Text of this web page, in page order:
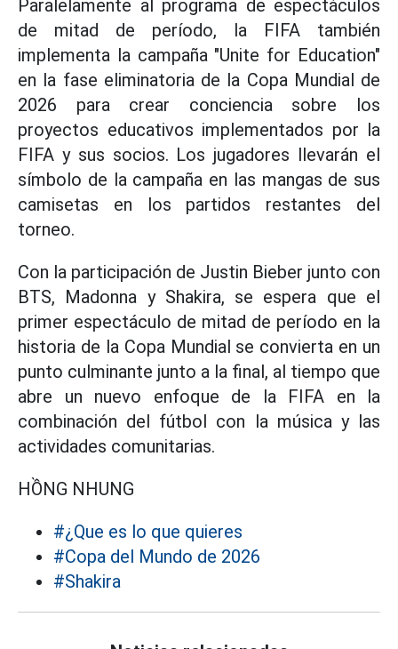
Paralelamente al programa de espectáculos
de mitad de período, la FIFA también
implementa la campaña "Unite for Education"
en la fase eliminatoria de la Copa Mundial de
2026 para crear conciencia sobre los
proyectos educativos implementados por la
FIFA y sus socios. Los jugadores llevarán el
símbolo de la campaña en las mangas de sus
camisetas en los partidos restantes del
torneo.
Con la participación de Justin Bieber junto con
BTS, Madonna y Shakira, se espera que el
primer espectáculo de mitad de período en la
historia de la Copa Mundial se convierta en un
punto culminante junto a la final, al tiempo que
abre un nuevo enfoque de la FIFA en la
combinación del fútbol con la música y las
actividades comunitarias.
HỒNG NHUNG
#¿Que es lo que quieres
#Copa del Mundo de 2026
#Shakira